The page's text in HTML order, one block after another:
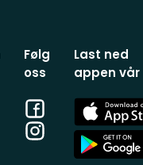
Følg
oss
Facebook
Instagram
Last ned
appen vår
App
Store
App
Store